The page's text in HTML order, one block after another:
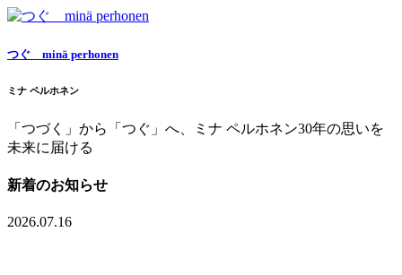
つぐ minä perhonen
ミナ ペルホネン
「つづく」から「つぐ」へ、ミナ ペルホネン30年の思いを
未来に届ける
新着のお知らせ
2026.07.16